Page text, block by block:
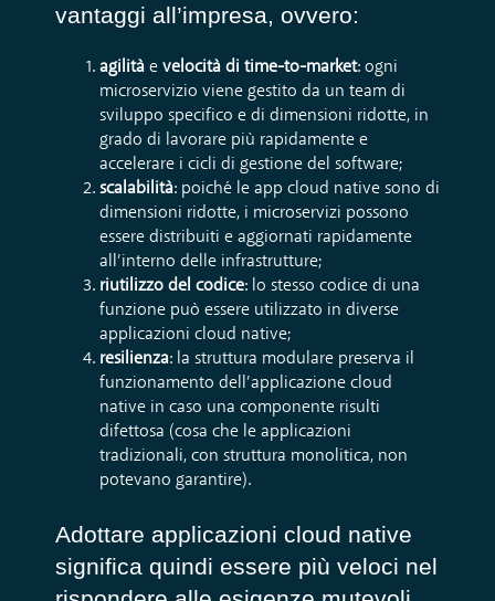
vantaggi all’impresa, ovvero:
agilitàe velocità di time-to-market: ogni
microservizio viene gestito da un team di
sviluppo specifico e di dimensioni ridotte, in
grado di lavorare più rapidamente e
accelerare i cicli di gestione del software;
scalabilità: poiché le app cloud native sono di
dimensioni ridotte, i microservizi possono
essere distribuiti e aggiornati rapidamente
all’interno delle infrastrutture;
riutilizzo del codice: lo stesso codice di una
funzione può essere utilizzato in diverse
applicazioni cloud native;
resilienza: la struttura modulare preserva il
funzionamento dell’applicazione cloud
native in caso una componente risulti
difettosa (cosa che le applicazioni
tradizionali, con struttura monolitica, non
potevano garantire).
Adottare applicazioni cloud native
significa quindi essere più veloci nel